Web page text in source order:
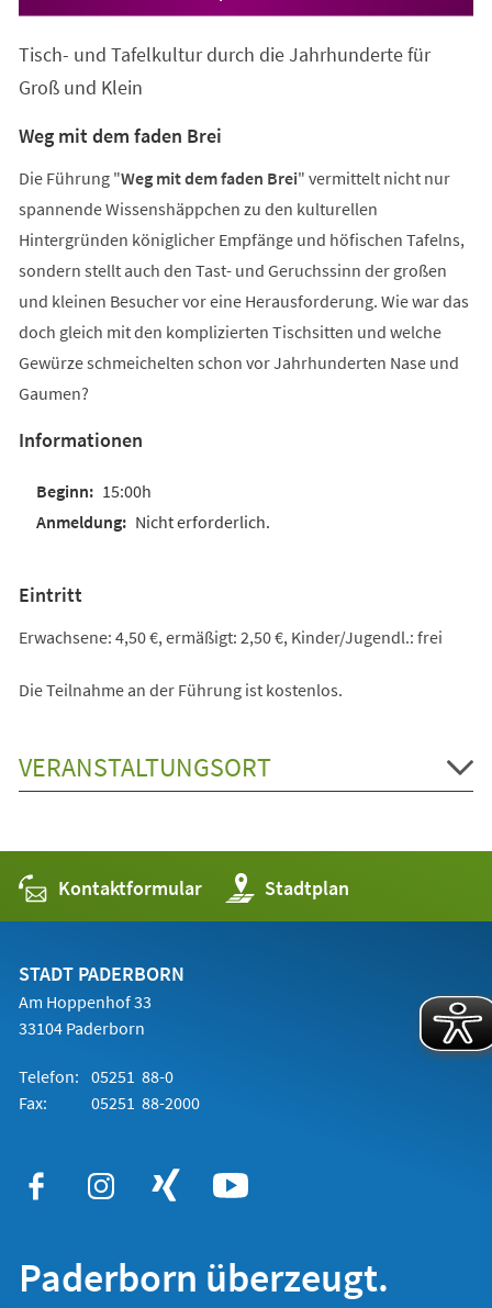
Tisch- und Tafelkultur durch die Jahrhunderte für
Groß und Klein
Weg mit dem faden Brei
Die Führung "Weg mit dem faden Brei" vermittelt nicht nur
spannende Wissenshäppchen zu den kulturellen
Hintergründen königlicher Empfänge und höfischen Tafelns,
sondern stellt auch den Tast- und Geruchssinn der großen
und kleinen Besucher vor eine Herausforderung. Wie war das
doch gleich mit den komplizierten Tischsitten und welche
Gewürze schmeichelten schon vor Jahrhunderten Nase und
Gaumen?
Informationen
15:00h
Nicht erforderlich.
Eintritt
Erwachsene: 4,50 €, ermäßigt: 2,50 €, Kinder/Jugendl.: frei
Die Teilnahme an der Führung ist kostenlos.
VERANSTALTUNGSORT
Kontaktformular Stadtplan
(Öffnet
in
einem
STADT PADERBORN
Am Hoppenhof 33
33104 Paderborn
Telefon: 05251 88-0
Fax:
05251 88-2000
Paderborn überzeugt.